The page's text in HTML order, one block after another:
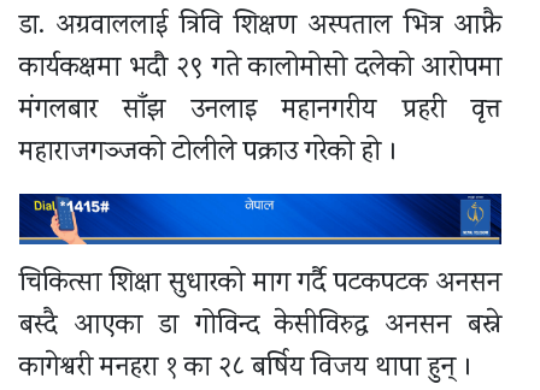
डा. अग्रवाललाई त्रिवि शिक्षण अस्पताल भित्र आफ्नै
कार्यकक्षमा भदौ २९ गते कालोमोसो दलेको आरोपमा
मंगलबार साँझ उनलाइ महानगरीय प्रहरी वृत्त
महाराजगञ्जको टोलीले पक्राउ गरेको हो ।
चिकित्सा शिक्षा सुधारको माग गर्दै पटकपटक अनसन
बस्दै आएका डा गोविन्द केसीविरुद्ध अनसन बस्ने
कागेश्वरी मनहरा १ का २८ बर्षिय विजय थापा हुन् ।